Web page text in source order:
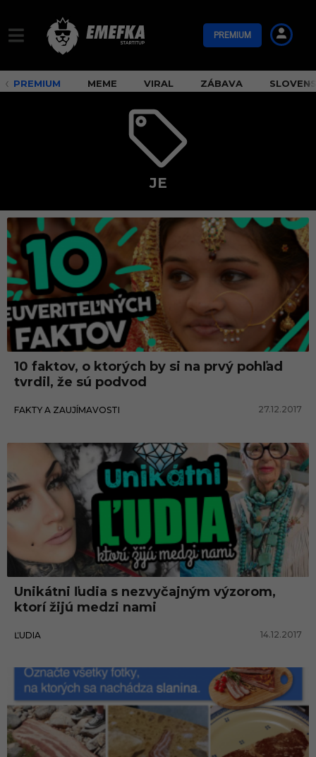
PREMIUM
PREMIUM MEME VIRAL ZÁBAVA
JE
j
e
10 faktov, o ktorých by si na prvý pohľad
tvrdil, že sú podvod
FAKTY A ZAUJÍMAVOSTI 27.12.2017
Unikátni ľudia s nezvyčajným výzorom,
ktorí žijú medzi nami
ĽUDIA 14.12.2017